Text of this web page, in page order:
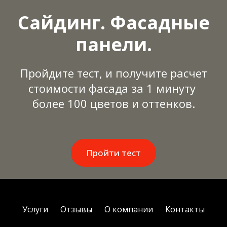
Сайдинг. Фасадные
панели.
Пройдите тест, и получите расчет
стоимости фасада за 1 минуту
более 100 цветов и оттенков.
Пройти тест
Услуги Отзывы О компании Контакты